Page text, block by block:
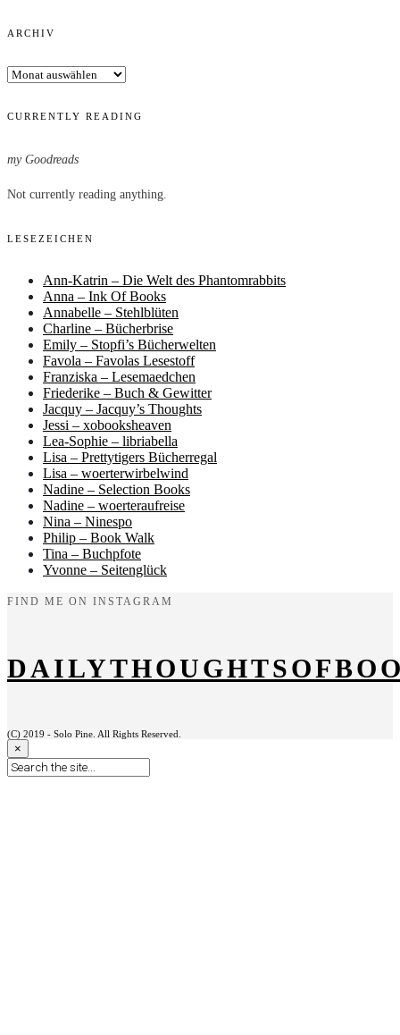
ARCHIV
Archiv
CURRENTLY READING
my Goodreads
Not currently reading anything.
LESEZEICHEN
Ann-Katrin – Die Welt des Phantomrabbits
Anna – Ink Of Books
Annabelle – Stehlblüten
Charline – Bücherbrise
Emily – Stopfi’s Bücherwelten
Favola – Favolas Lesestoff
Franziska – Lesemaedchen
Friederike – Buch & Gewitter
Jacquy – Jacquy’s Thoughts
Jessi – xobooksheaven
Lea-Sophie – libriabella
Lisa – Prettytigers Bücherregal
Lisa – woerterwirbelwind
Nadine – Selection Books
Nadine – woerteraufreise
Nina – Ninespo
Philip – Book Walk
Tina – Buchpfote
Yvonne – Seitenglück
FIND ME ON INSTAGRAM
(C) 2019 - Solo Pine. All Rights Reserved.
×